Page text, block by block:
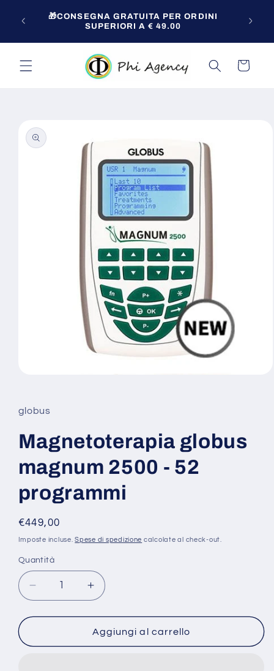
direttamente
ai contenuti
🎁CONSEGNA GRATUITA PER ORDINI
SUPERIORI A € 49.00
Carrello
informazioni
sul prodotto
in
modale
globus
Magnetoterapia globus
magnum 2500 - 52
programmi
Prezzo
di
€449,00
Imposte incluse.Spese di spedizione calcolate al check-out.
Quantità
Diminuisci
quantità
per
Magnetoterapia
globus
Aumenta
quantità
per
Magnetoterapia
globus
Aggiungi al carrello